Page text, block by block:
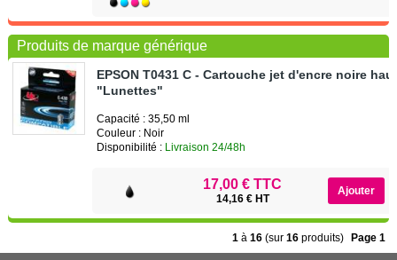
Produits de marque générique
EPSON T0431 C - Cartouche jet d'encre noire
"Lunettes"
Capacité : 35,50 ml
Couleur : Noir
Disponibilité : Livraison 24/48h
17,00 € TTC
14,16 € HT
1 à16 (sur16 produits) Page 1